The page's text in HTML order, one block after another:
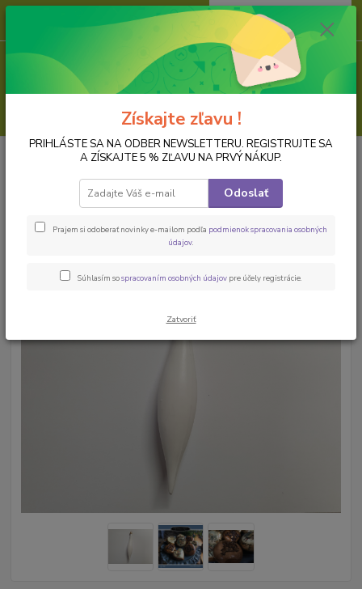
ks
za 0,00 EUR
PREDMETY K DOZDOBENIU Plast
Biely plastový cencúľ na
Biely plastový cencúľ na
decoupage 14 cm
Získajte zľavu !
PRIHLÁSTE SA NA ODBER NEWSLETTERU. REGISTRUJTE SA
A ZÍSKAJTE 5 % ZĽAVU NA PRVÝ NÁKUP.
Odoslať
Prajem si odoberať novinky e-mailom podľa podmienok spracovania osobných
údajov.
Súhlasím sospracovaním osobných údajov pre účely registrácie.
Zatvoriť